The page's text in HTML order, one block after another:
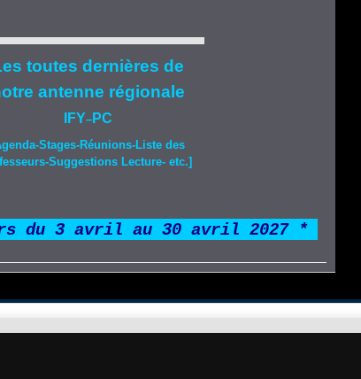
toutes dernières de
antenne régionale
IFY–PC
Stages-Réunions-Liste des
Suggestions Lecture- etc.]
du 3 avril au 30 avril 2027 **